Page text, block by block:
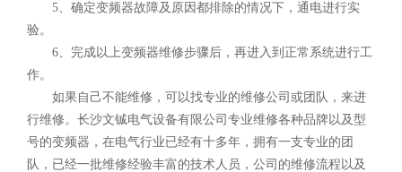
5、确定变频器故障及原因都排除的情况下，通电进行实
验。
6、完成以上变频器维修步骤后，再进入到正常系统进行工
作。
如果自己不能维修，可以找专业的维修公司或团队，来进
行维修。长沙文铖电气设备有限公司专业维修各种品牌以及型
号的变频器，在电气行业已经有十多年，拥有一支专业的团
队，已经一批维修经验丰富的技术人员，公司的维修流程以及